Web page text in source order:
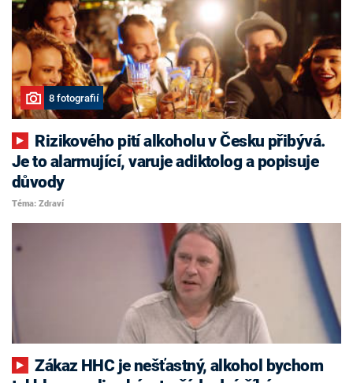
8 fotografií
Je to alarmující, varuje adiktolog a popisuje
důvody
Téma: Zdraví
Zákaz HHC je nešťastný, alkohol bychom